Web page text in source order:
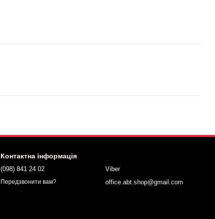
Контактна інформація
(098) 841 24 02
Передзвонити вам?
Viber
office.abt.shop@gmail.com